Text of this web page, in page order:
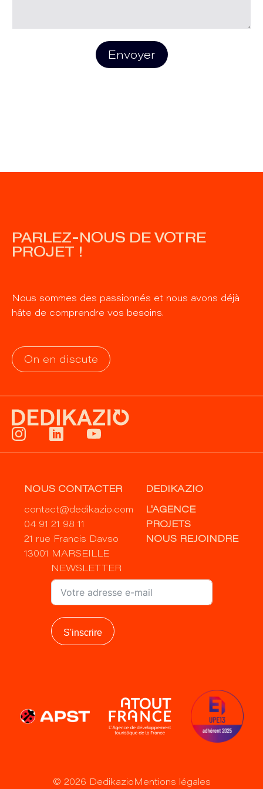
Envoyer
PARLEZ-NOUS DE VOTRE
PROJET !
Nous sommes des passionnés et nous avons déjà
hâte de comprendre vos besoins.
On en discute
NOUS CONTACTER
contact@dedikazio.com
04 91 21 98 11
21 rue Francis Davso
13001 MARSEILLE
DEDIKAZIO
L'AGENCE
PROJETS
NOUS REJOINDRE
NEWSLETTER
S'inscrire
© 2026 Dedikazio Mentions légales